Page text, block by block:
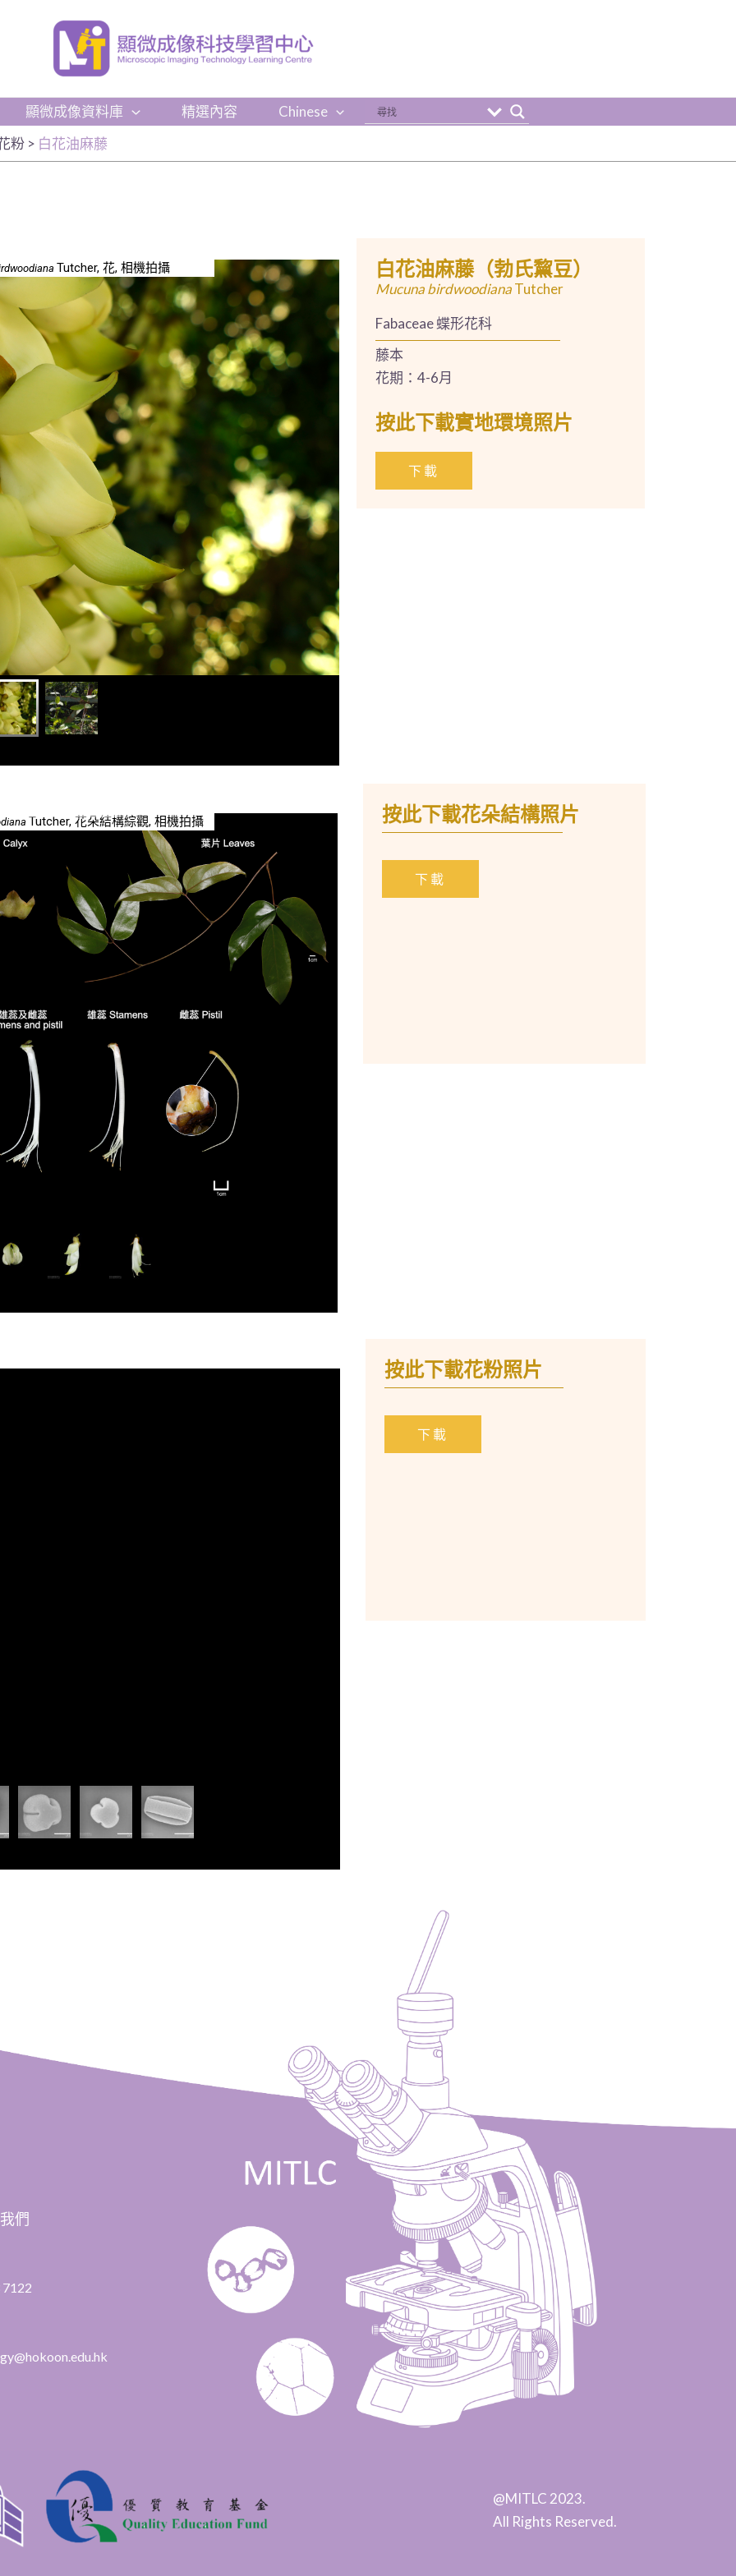
顯微成像資料庫 精選內容
Chinese
粉 > 白花油麻藤
Tutcher, 花, 相機拍攝 白花油麻藤（勃氏黧豆）
Mucuna birdwoodianaTutcher
Fabaceae 蝶形花科
藤本
花期：4-6月
按此下載實地環境照片
下載
Tutcher, 花朵結構綜觀, 相機拍攝 按此下載花朵結構照片
下載
按此下載花粉照片
下載
們
@MITLC 2023.
All Rights Reserved.